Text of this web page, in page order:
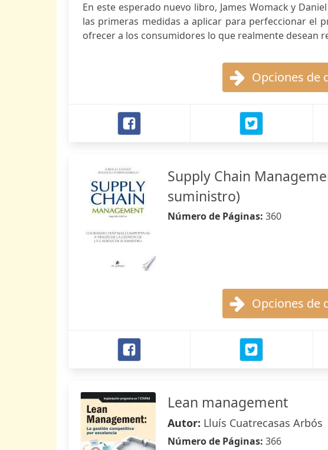
En este esperado nuevo libro, James Womack y
las primeras medidas a aplicar para perfeccionar el
ofrecer a los consumidores lo que realmente desean
Opciones de
Supply Chain
suministro)
Número de Páginas: 360
Opciones de
Lean management
Autor: Lluís Cuatrecasas Arbós
Número de Páginas: 366